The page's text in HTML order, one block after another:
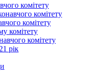
комітету
комітету
комітету
комітету
комітету
рік